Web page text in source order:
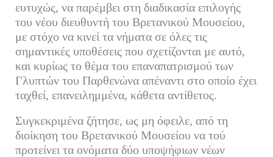
ευτυχώς, να παρέμβει στη διαδικασία επιλογής
του νέου διευθυντή του Βρετανικού Μουσείου,
με στόχο να κινεί τα νήματα σε όλες τις
σημαντικές υποθέσεις που σχετίζονται με αυτό,
και κυρίως το θέμα του επαναπατρισμού των
Γλυπτών του Παρθενώνα απέναντι στο οποίο έχει
ταχθεί, επανειλημμένα, κάθετα αντίθετος.
Συγκεκριμένα ζήτησε, ως μη όφειλε, από τη
διοίκηση του Βρετανικού Μουσείου να τού
προτείνει τα ονόματα δύο υποψήφιων νέων